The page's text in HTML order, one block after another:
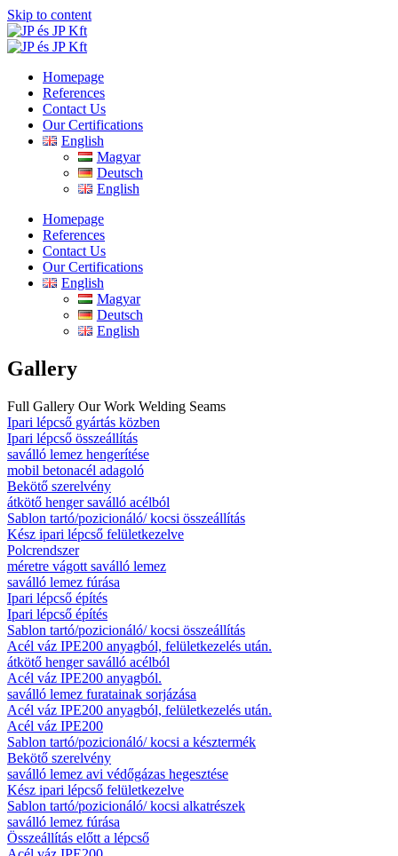
Skip to content
Homepage
References
Contact Us
Our Certifications
English
Magyar
Deutsch
English
Homepage
References
Contact Us
Our Certifications
English
Magyar
Deutsch
English
Gallery
Full Gallery Our Work Welding Seams
Ipari lépcső gyártás közben
Ipari lépcső összeállítás
saválló lemez hengerítése
mobil betonacél adagoló
Bekötő szerelvény
átkötő henger saválló acélból
Sablon tartó/pozicionáló/ kocsi összeállítás
Kész ipari lépcső felületkezelve
Polcrendszer
méretre vágott saválló lemez
saválló lemez fúrása
Ipari lépcső építés
Ipari lépcső építés
Sablon tartó/pozicionáló/ kocsi összeállítás
Acél váz IPE200 anyagból, felületkezelés után.
átkötő henger saválló acélból
Acél váz IPE200 anyagból.
saválló lemez furatainak sorjázása
Acél váz IPE200 anyagból, felületkezelés után.
Acél váz IPE200
Sablon tartó/pozicionáló/ kocsi a késztermék
Bekötő szerelvény
saválló lemez avi védőgázas hegesztése
Kész ipari lépcső felületkezelve
Sablon tartó/pozicionáló/ kocsi alkatrészek
saválló lemez fúrása
Összeállítás előtt a lépcső